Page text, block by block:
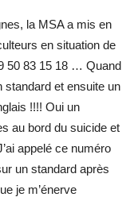
la MSA a mis en
en situation de
50 83 15 18 … Quand
standard et ensuite un
!!!! Oui un
au bord du suicide et
appelé ce numéro
un standard après
je m’énerve